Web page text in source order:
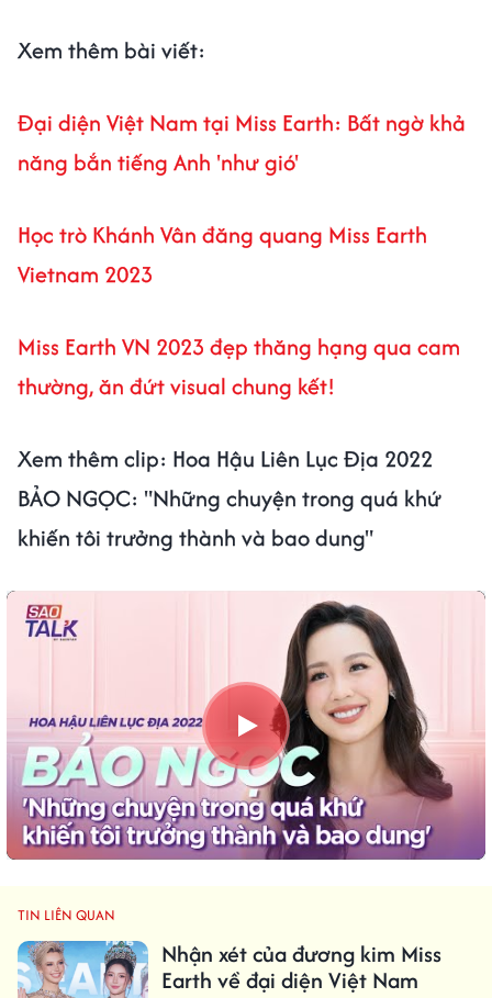
Xem thêm bài viết:
Đại diện Việt Nam tại Miss Earth: Bất ngờ khả
năng bắn tiếng Anh 'như gió'
Học trò Khánh Vân đăng quang Miss Earth
Vietnam 2023
Miss Earth VN 2023 đẹp thăng hạng qua cam
thường, ăn đứt visual chung kết!
Xem thêm clip: Hoa Hậu Liên Lục Địa 2022
BẢO NGỌC: "Những chuyện trong quá khứ
khiến tôi trưởng thành và bao dung"
TIN LIÊN QUAN
Nhận xét của đương kim Miss
Earth về đại diện Việt Nam